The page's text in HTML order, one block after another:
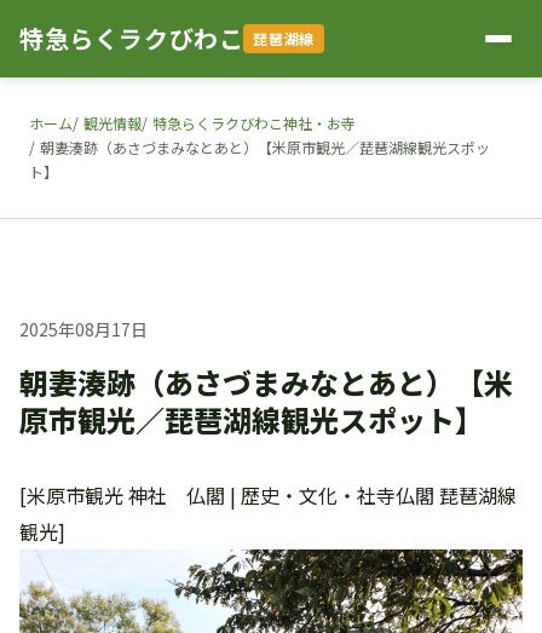
特急らくラクびわこ 琵琶湖線
ホーム 観光情報 特急らくラクびわこ神社・お寺
朝妻湊跡（あさづまみなとあと）【米原市観光／琵琶湖線観光スポッ
ト】
2025年08月17日
朝妻湊跡（あさづまみなとあと）【米
原市観光／琵琶湖線観光スポット】
[米原市観光 神社 仏閣 | 歴史・文化・社寺仏閣 琵琶湖線
観光]